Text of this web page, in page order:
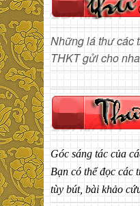
Những lá thư các
THKT gửi cho
Góc sáng tác của
Bạn có thể đọc các
tùy bút, bài khảo